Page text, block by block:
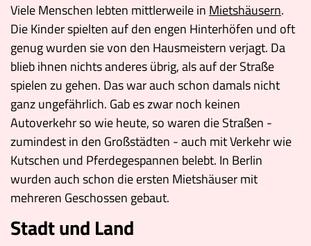
Viele Menschen lebten mittlerweile in Mietshäusern.
Die Kinder spielten auf den engen Hinterhöfen und oft
genug wurden sie von den Hausmeistern verjagt. Da
blieb ihnen nichts anderes übrig, als auf der Straße
spielen zu gehen. Das war auch schon damals nicht
ganz ungefährlich. Gab es zwar noch keinen
Autoverkehr so wie heute, so waren die Straßen -
zumindest in den Großstädten - auch mit Verkehr wie
Kutschen und Pferdegespannen belebt. In Berlin
wurden auch schon die ersten Mietshäuser mit
mehreren Geschossen gebaut.
Stadt und Land